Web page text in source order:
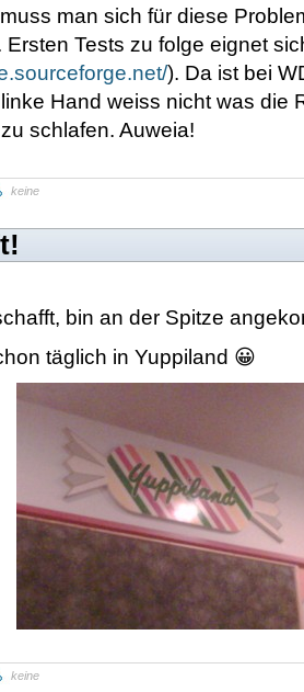
man sich für diese
Ersten Tests zu folge eignet
). Da ist bei
Hand weiss nicht was die
schlafen. Auweia!
keine
bin an der Spitze
täglich in Yuppiland 😀
keine